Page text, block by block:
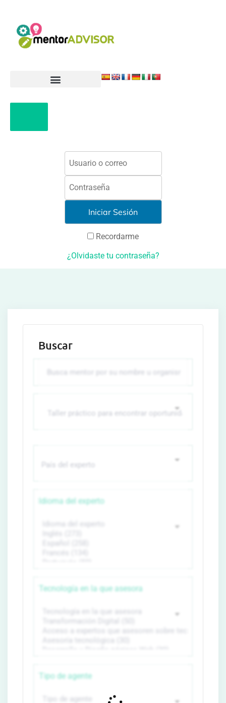
Recordarme
¿Olvidaste tu contraseña?
Buscar
Idioma del experto
Tecnología en la que asesora
Tipo de agente